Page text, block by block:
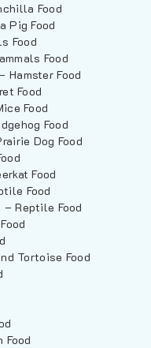
Food
Pig Food
Food
Food
Hamster Food
Food
Food
Food
Dog Food
Food
Food
Reptile Food
Tortoise Food